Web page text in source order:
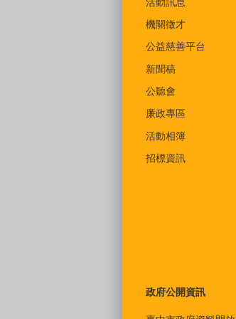
機關徵才
公益慈善平台
新聞稿
公聽會
廉政專區
活動相簿
招標資訊
政府公開資訊